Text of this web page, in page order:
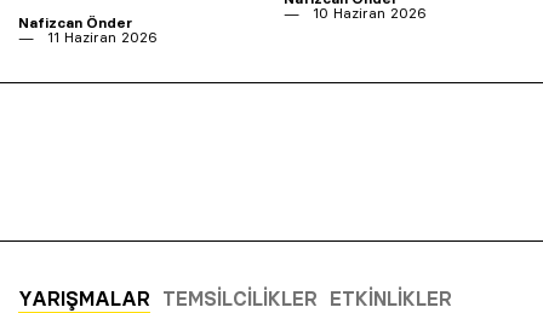
Nafizcan Önder
11 Haziran 2026
10 Haziran 2026
YARIŞMALAR TEMSILCILIKLER ETKINLIKLER